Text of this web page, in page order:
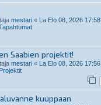
mestari « La Elo 08, 2026 17:58
Saabien projektit!
mestari « La Elo 08, 2026 17:56
Projektit
kuuppaan